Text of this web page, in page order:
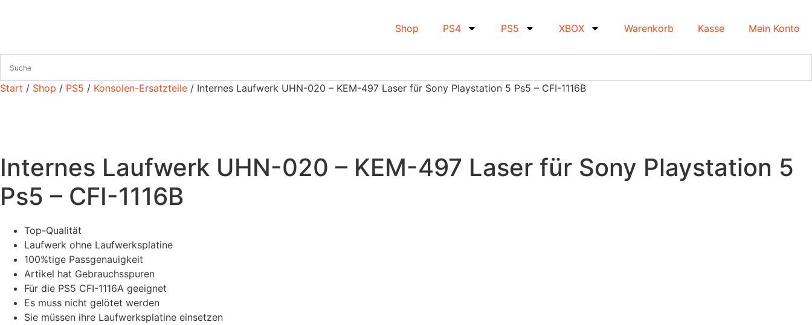
Shop PS4 PS5 XBOX Warenkorb Kasse Mein Konto
Start / Shop / PS5 / Konsolen-Ersatzteile / Internes Laufwerk UHN-020 – KEM-497 Laser für Sony Playstation 5 Ps5 – CFI-1116B
Internes Laufwerk UHN-020 – KEM-497 Laser für Sony Playstation 5
Ps5 – CFI-1116B
Top-Qualität
Laufwerk ohne Laufwerksplatine
100%tige Passgenauigkeit
Artikel hat Gebrauchsspuren
Für die PS5 CFI-1116A geeignet
Es muss nicht gelötet werden
Sie müssen ihre Laufwerksplatine einsetzen